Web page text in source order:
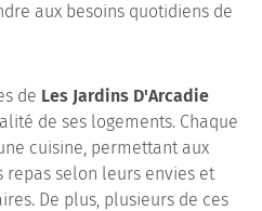
aux besoins quotidiens de
de Les Jardins D'Arcadie
de ses logements. Chaque
cuisine, permettant aux
selon leurs envies et
De plus, plusieurs de ces